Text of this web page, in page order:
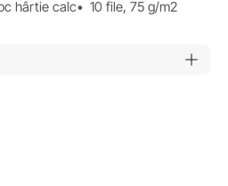
hârtie calc• 10 file, 75 g/m2